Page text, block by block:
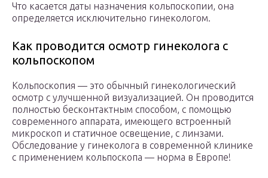
Что касается даты назначения кольпоскопии, она
определяется исключительно гинекологом.
Как проводится осмотр гинеколога с
кольпоскопом
Кольпоскопия — это обычный гинекологический
осмотр с улучшенной визуализацией. Он проводится
полностью бесконтактным способом, с помощью
современного аппарата, имеющего встроенный
микроскоп и статичное освещение, с линзами.
Обследование у гинеколога в современной клинике
с применением кольпоскопа — норма в Европе!